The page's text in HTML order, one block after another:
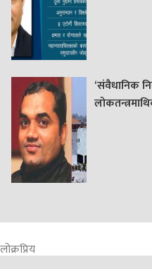
‘संवैधानिक
लोक्रप्रिय